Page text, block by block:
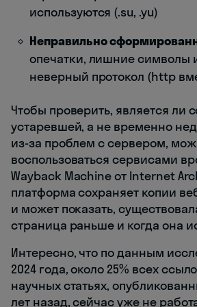
используются (.su, .yu)
Неправильно
опечатки, лишние символы
неверный протокол (http
Чтобы проверить, является ли
устаревшей, а не временно
из-за проблем с сервером,
воспользоваться сервисами
Wayback Machine от Internet
платформа сохраняет копии
и может показать,
страница раньше и когда она
Интересно, что по данным
2024 года, около 25% всех
научных статьях,
лет назад, сейчас уже не